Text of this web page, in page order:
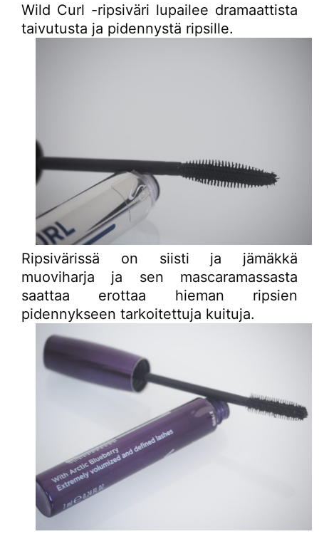
Wild Curl -ripsiväri lupailee dramaattista
taivutusta ja pidennystä ripsille.
Ripsivärissä on siisti ja jämäkkä
muoviharja ja sen mascaramassasta
saattaa erottaa hieman ripsien
pidennykseen tarkoitettuja kuituja.